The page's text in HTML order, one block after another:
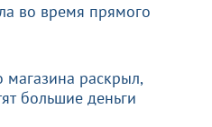
во время прямого
магазина раскрыл,
большие деньги